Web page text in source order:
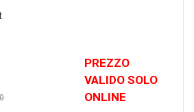
PREZZO
VALIDO SOLO
ONLINE